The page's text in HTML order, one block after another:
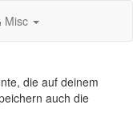
Misc
die auf deinem
auch die